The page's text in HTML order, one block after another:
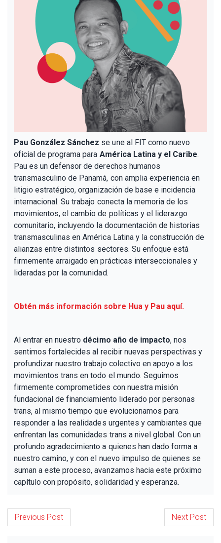
Pau González Sánchez se une al FIT como nuevo
oficial de programa para América Latina y el Caribe.
Pau es un defensor de derechos humanos
transmasculino de Panamá, con amplia experiencia en
litigio estratégico, organización de base e incidencia
internacional. Su trabajo conecta la memoria de los
movimientos, el cambio de políticas y el liderazgo
comunitario, incluyendo la documentación de historias
transmasculinas en América Latina y la construcción de
alianzas entre distintos sectores. Su enfoque está
firmemente arraigado en prácticas interseccionales y
lideradas por la comunidad.
Obtén más información sobre Hua y Pau aquí.
Al entrar en nuestro décimo año de impacto, nos
sentimos fortalecides al recibir nuevas perspectivas y
profundizar nuestro trabajo colectivo en apoyo a los
movimientos trans en todo el mundo. Seguimos
firmemente comprometides con nuestra misión
fundacional de financiamiento liderado por personas
trans, al mismo tiempo que evolucionamos para
responder a las realidades urgentes y cambiantes que
enfrentan las comunidades trans a nivel global. Con un
profundo agradecimiento a quienes han dado forma a
nuestro camino, y con el nuevo impulso de quienes se
suman a este proceso, avanzamos hacia este próximo
capítulo con propósito, solidaridad y esperanza.
Post
Previous Post Next Post